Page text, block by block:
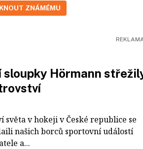
ZNÁMÉMU
sloupky Hörmann
světa v hokeji v České republice se
našich borců sportovní událostí
a...